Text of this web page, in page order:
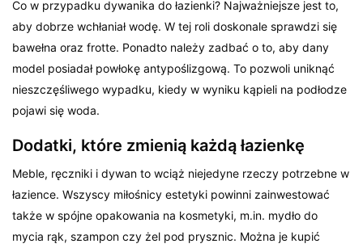
Co w przypadku dywanika do łazienki? Najważniejsze jest to,
aby dobrze wchłaniał wodę. W tej roli doskonale sprawdzi się
bawełna oraz frotte. Ponadto należy zadbać o to, aby dany
model posiadał powłokę antypoślizgową. To pozwoli uniknąć
nieszczęśliwego wypadku, kiedy w wyniku kąpieli na podłodze
pojawi się woda.
Dodatki, które zmienią każdą łazienkę
Meble, ręczniki i dywan to wciąż niejedyne rzeczy potrzebne w
łazience. Wszyscy miłośnicy estetyki powinni zainwestować
także w spójne opakowania na kosmetyki, m.in. mydło do
mycia rąk, szampon czy żel pod prysznic. Można je kupić